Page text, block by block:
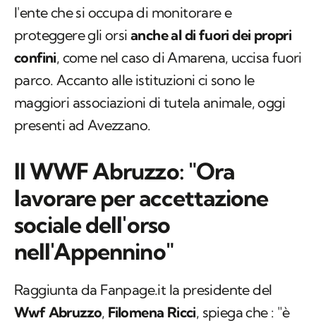
l'ente che si occupa di monitorare e
proteggere gli orsi anche al di fuori dei propri
confini, come nel caso di Amarena, uccisa fuori
parco. Accanto alle istituzioni ci sono le
maggiori associazioni di tutela animale, oggi
presenti ad Avezzano.
Il WWF Abruzzo: "Ora
lavorare per accettazione
sociale dell'orso
nell'Appennino"
Raggiunta da Fanpage.it la presidente del
Wwf Abruzzo, Filomena Ricci, spiega che : "è